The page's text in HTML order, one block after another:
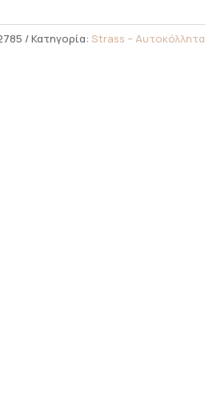
Κατηγορία: Strass – Αυτοκόλλητα